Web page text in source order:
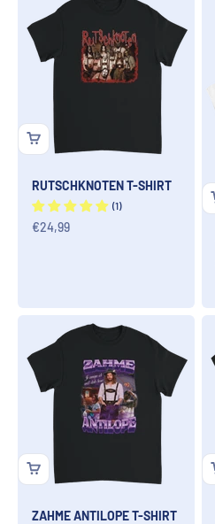
RUTSCHKNOTEN T-SHIRT
Angebot
€24,99
ZAHME ANTILOPE T-SHIRT